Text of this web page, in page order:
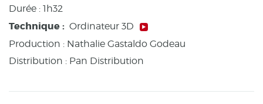
Durée : 1h32
Technique : Ordinateur 3D
Production : Nathalie Gastaldo Godeau
Distribution : Pan Distribution